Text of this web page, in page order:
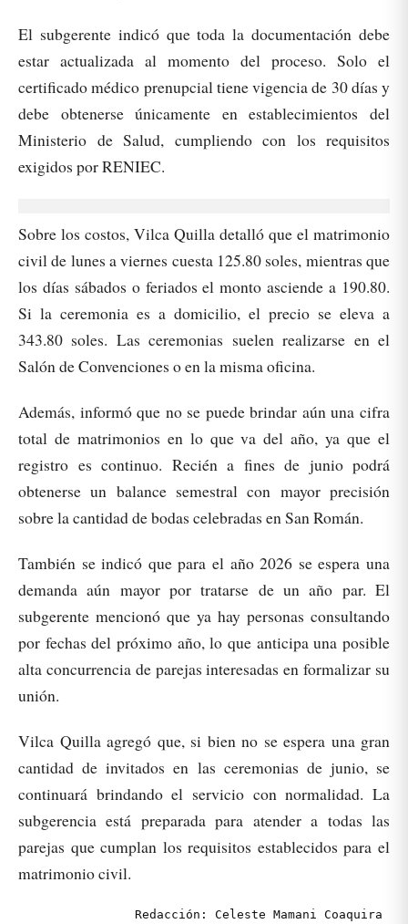
El subgerente indicó que toda la documentación debe
estar actualizada al momento del proceso. Solo el
certificado médico prenupcial tiene vigencia de 30 días y
debe obtenerse únicamente en establecimientos del
Ministerio de Salud, cumpliendo con los requisitos
exigidos por RENIEC.
Sobre los costos, Vilca Quilla detalló que el matrimonio
civil de lunes a viernes cuesta 125.80 soles, mientras que
los días sábados o feriados el monto asciende a 190.80.
Si la ceremonia es a domicilio, el precio se eleva a
343.80 soles. Las ceremonias suelen realizarse en el
Salón de Convenciones o en la misma oficina.
Además, informó que no se puede brindar aún una cifra
total de matrimonios en lo que va del año, ya que el
registro es continuo. Recién a fines de junio podrá
obtenerse un balance semestral con mayor precisión
sobre la cantidad de bodas celebradas en San Román.
También se indicó que para el año 2026 se espera una
demanda aún mayor por tratarse de un año par. El
subgerente mencionó que ya hay personas consultando
por fechas del próximo año, lo que anticipa una posible
alta concurrencia de parejas interesadas en formalizar su
unión.
Vilca Quilla agregó que, si bien no se espera una gran
cantidad de invitados en las ceremonias de junio, se
continuará brindando el servicio con normalidad. La
subgerencia está preparada para atender a todas las
parejas que cumplan los requisitos establecidos para el
matrimonio civil.
Redacción: Celeste Mamani Coaquira